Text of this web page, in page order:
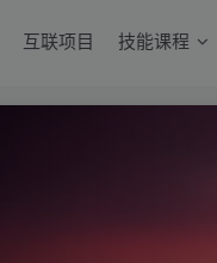
互联项目 技能课程